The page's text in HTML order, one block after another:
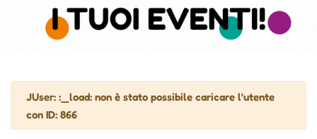
Attenzione
JUser: :_load: non è stato possibile caricare l'utente
con ID: 866